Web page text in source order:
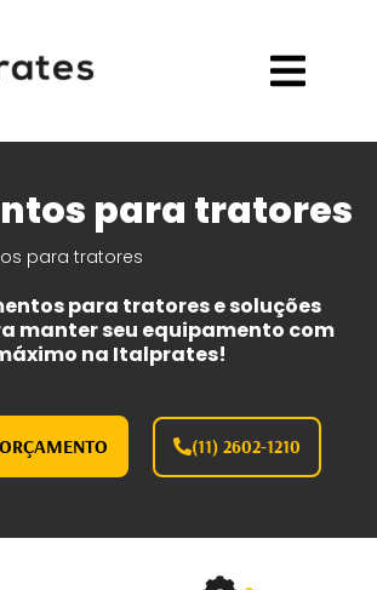
para tratores
para tratores
para tratores e soluções
manter seu equipamento com
na Italprates!
(11) 2602-1210